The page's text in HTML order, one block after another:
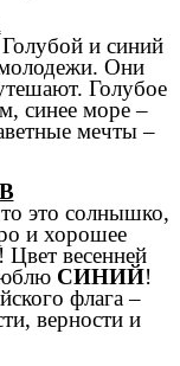
и синий
Они
Голубое
синее море –
мечты –
это солнышко,
и хорошее
Цвет весенней
СИНИЙ!
флага –
верности и